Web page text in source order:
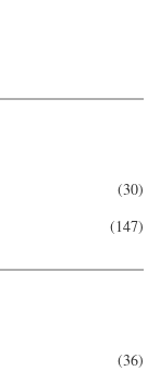
(30)
(147)
(36)